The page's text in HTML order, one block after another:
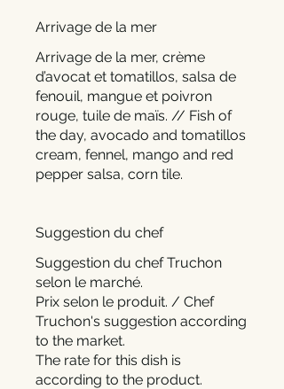
Arrivage de la mer
Arrivage de la mer, crème
d’avocat et tomatillos, salsa de
fenouil, mangue et poivron
rouge, tuile de maïs. // Fish of
the day, avocado and tomatillos
cream, fennel, mango and red
pepper salsa, corn tile.
Suggestion du chef
Suggestion du chef Truchon
selon le marché.
Prix selon le produit. / Chef
Truchon's suggestion according
to the market.
The rate for this dish is
according to the product.